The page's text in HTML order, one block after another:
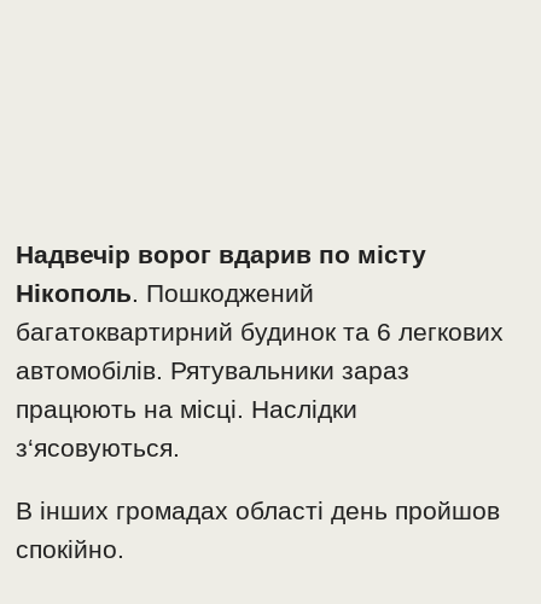
Надвечір ворог вдарив по місту
Нікополь. Пошкоджений
багатоквартирний будинок та 6 легкових
автомобілів. Рятувальники зараз
працюють на місці. Наслідки
з‘ясовуються.
В інших громадах області день пройшов
спокійно.